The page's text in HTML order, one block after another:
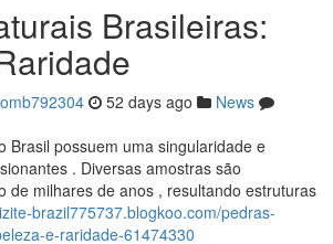
Brasileiras:
52 days ago
News
Brasil possuem uma singularidade e
. Diversas amostras são
de milhares de anos , resultando estruturas
brazil775737.blogkoo.com/pedras-
e-raridade-61474330